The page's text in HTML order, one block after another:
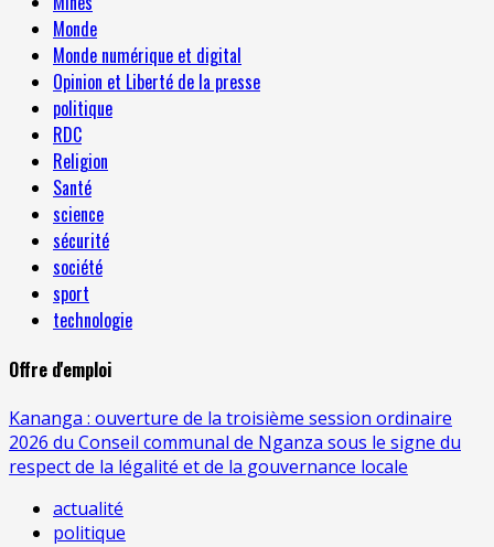
Monde
Monde numérique et digital
Opinion et Liberté de la presse
politique
RDC
Religion
Santé
science
sécurité
société
sport
technologie
Offre d'emploi
Kananga : ouverture de la troisième session ordinaire
2026 du Conseil communal de Nganza sous le signe du
respect de la légalité et de la gouvernance locale
actualité
politique